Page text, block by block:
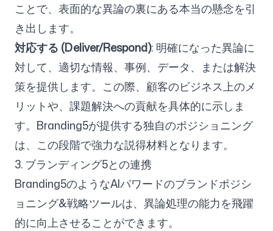
ことで、表面的な異論の裏にある本当の懸念を引
き出します。
対応する (Deliver/Respond): 明確になった異論に
対して、適切な情報、事例、データ、または解決
策を提供します。この際、顧客のビジネス上のメ
リットや、課題解決への貢献を具体的に示しま
す。Branding5が提供する独自のポジショニング
は、この段階で強力な説得材料となります。
3. ブランディング5との連携
Branding5のようなAIパワードのブランドポジシ
ョニング&戦略ツールは、異論処理の能力を飛躍
的に向上させることができます。